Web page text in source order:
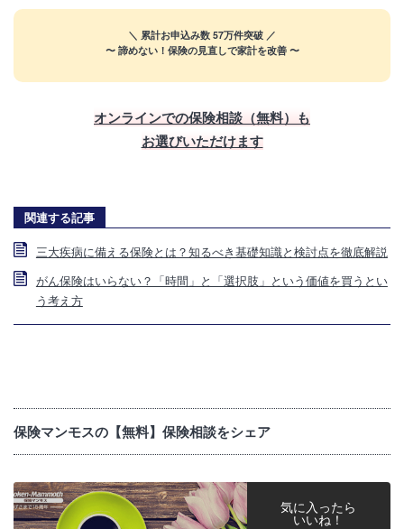
＼ 累計お申込み数 57万件突破 ／
〜 諦めない！保険の見直しで家計を改善 〜
プロ
オンラインでの保険相談（無料）も
お選びいただけます
関連する記事
三大疾病に備える保険とは？知るべき基礎知識と検討点を徹底解説
がん保険はいらない？「時間」と「選択肢」という価値を買うとい
う考え方
保険マンモスの【無料】保険相談をシェア
気に入ったら
いいね！